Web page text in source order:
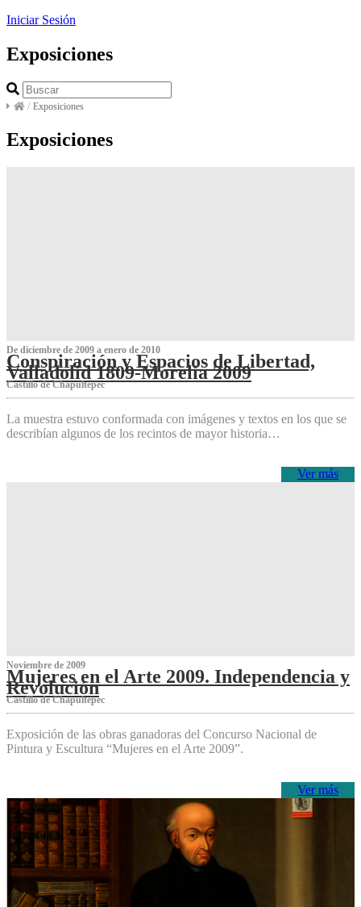
Iniciar Sesión
Exposiciones
/ Exposiciones
Exposiciones
De diciembre de 2009 a enero de 2010
Conspiración y Espacios de Libertad,
Valladolid 1809-Morelia 2009
Castillo de Chapultepec
La muestra estuvo conformada con imágenes y textos en los que se
describían algunos de los recintos de mayor historia…
Ver más
Noviembre de 2009
Mujeres en el Arte 2009. Independencia y
Revolución
Castillo de Chapultepec
Exposición de las obras ganadoras del Concurso Nacional de
Pintura y Escultura “Mujeres en el Arte 2009”.
Ver más